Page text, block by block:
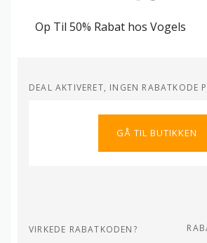
Op Til 50% Rabat hos Vogels
DEAL AKTIVERET, INGEN RABATKODE
GÅ TIL BUTIKKEN
VIRKEDE RABATKODEN?